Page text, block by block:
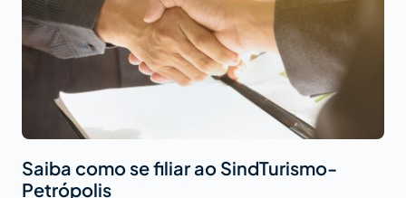
Saiba como se filiar ao SindTurismo-
Petrópolis